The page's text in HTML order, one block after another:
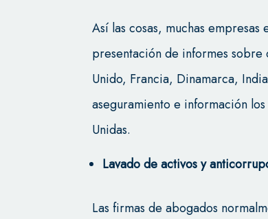
Así las cosas, muchas
presentación de informes sobre
Unido, Francia, Dinamarca,
aseguramiento e información
Unidas.
Lavado de activos y
Las firmas de abogados